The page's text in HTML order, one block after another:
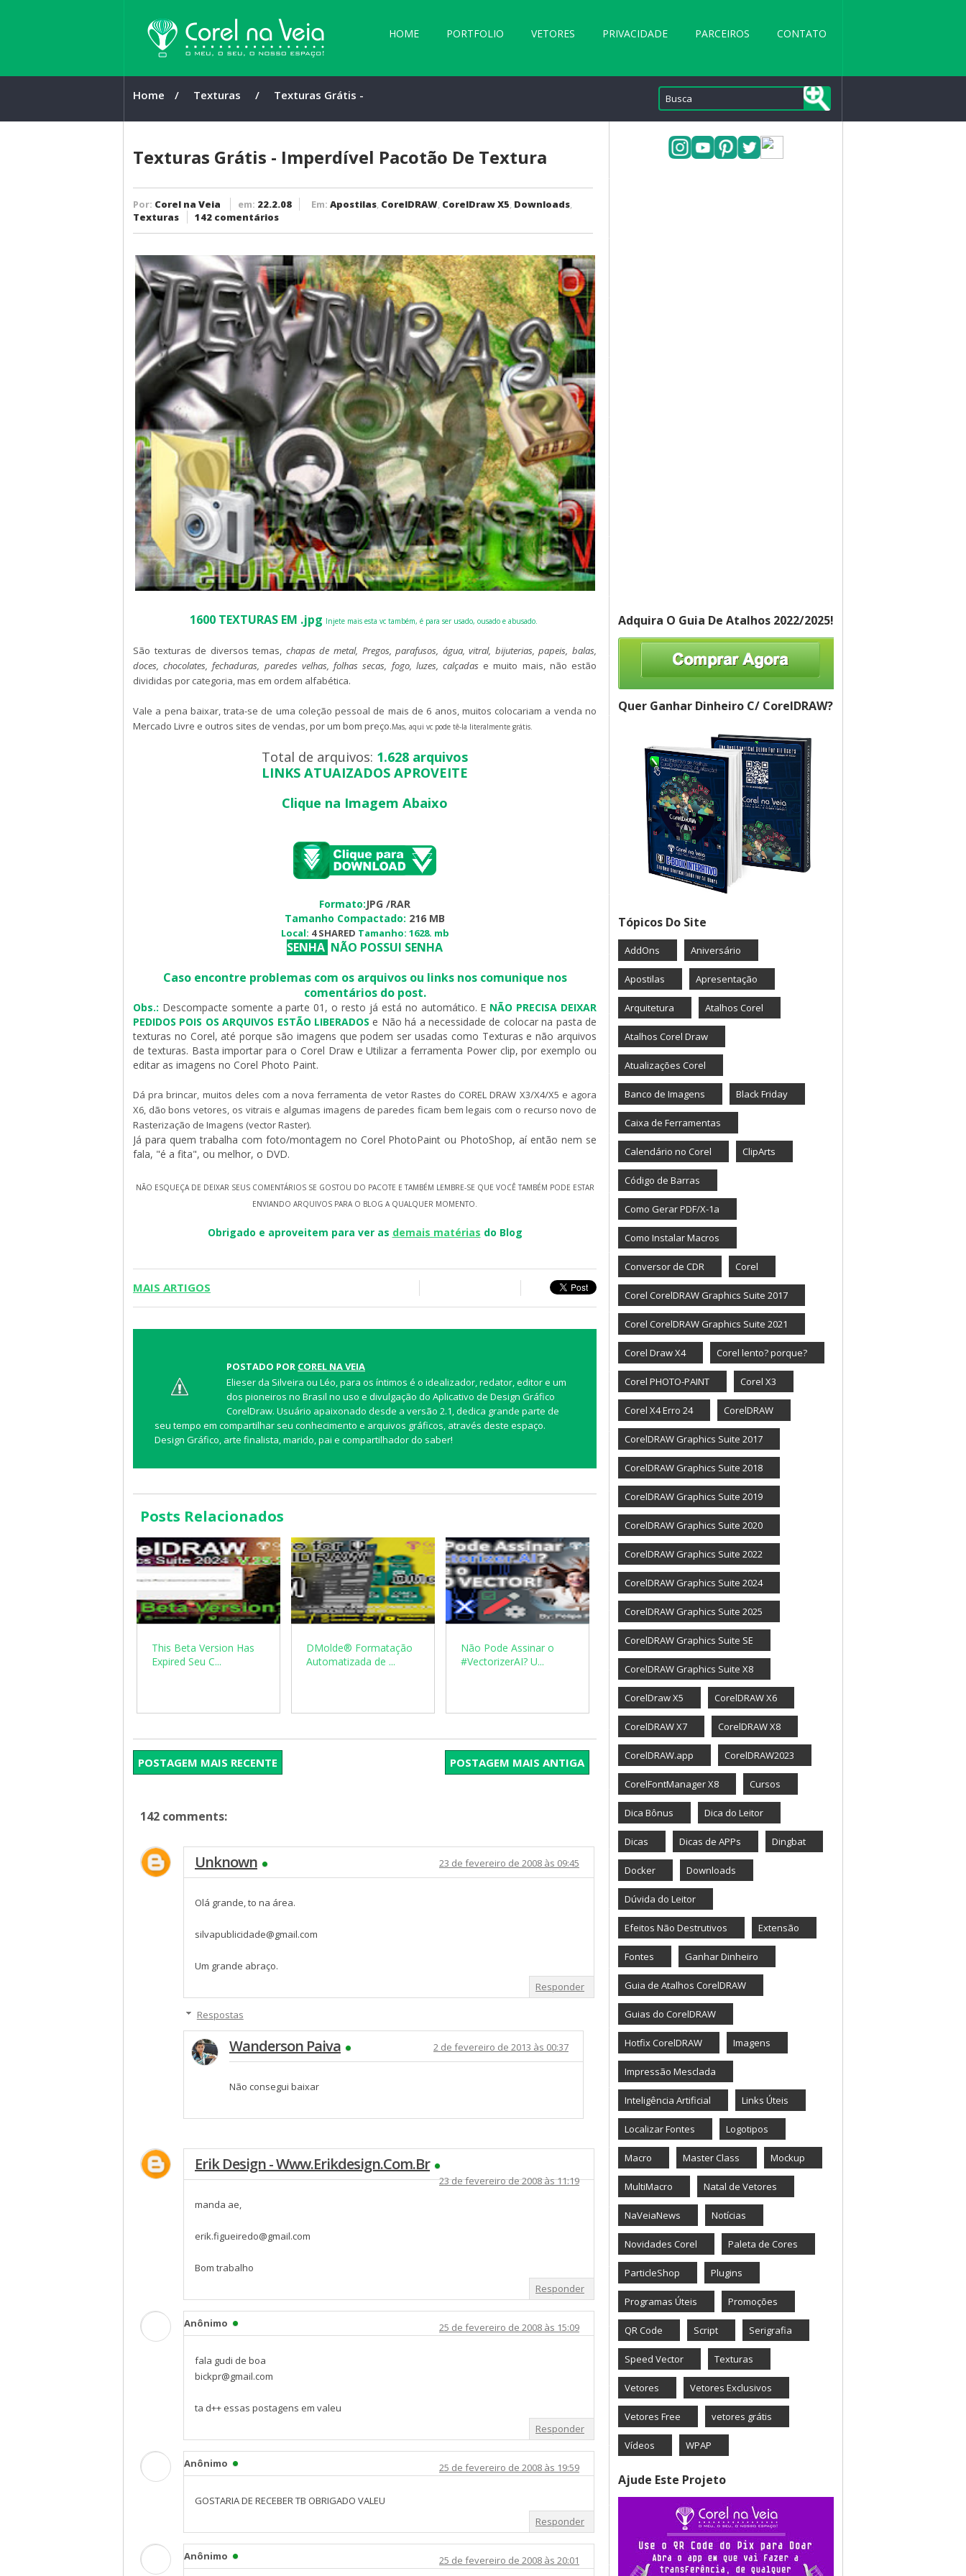
HOME PORTFOLIO VETORES PRIVACIDADE PARCEIROS CONTATO
Home / Texturas /
Texturas Grátis -
Textura
Texturas Grátis - Imperdível Pacotão De Textura
Por: Corel na Veia em: 22.2.08 Em: Apostilas, CorelDRAW, CorelDraw X5, Downloads,
Texturas
142 comentários
1600 TEXTURAS EM .jpg Injete mais esta vc também, é para ser usado, ousado e abusado.
São texturas de diversos temas, chapas de metal, Pregos, parafusos, água, vitral, bijuterias, papeis, balas,
doces, chocolates, fechaduras, paredes velhas, folhas secas, fogo, luzes, calçadase muito mais, não estão
divididas por categoria, mas em ordem alfabética.
Vale a pena baixar, trata-se de uma coleção pessoal de mais de 6 anos, muitos colocariam a venda no
Mercado Livre e outros sites de vendas, por um bom preço.Mas, aqui vc pode tê-la literalmente grátis.
Total de arquivos: 1.628 arquivos
LINKS ATUAIZADOS APROVEITE
Clique na Imagem Abaixo
Formato:JPG /RAR
Tamanho Compactado: 216 MB
Local: 4 SHARED Tamanho: 1628. mb
SENHA NÃO POSSUI SENHA
Caso encontre problemas com os arquivos ou links nos comunique nos
comentários do post.
Obs.: Descompacte somente a parte 01, o resto já está no automático. E NÃO PRECISA DEIXAR
PEDIDOS POIS OS ARQUIVOS ESTÃO LIBERADOS e Não há a necessidade de colocar na pasta de
texturas no Corel, até porque são imagens que podem ser usadas como Texturas e não arquivos
de texturas. Basta importar para o Corel Draw e Utilizar a ferramenta Power clip, por exemplo ou
editar as imagens no Corel Photo Paint.
Dá pra brincar, muitos deles com a nova ferramenta de vetor Rastes do COREL DRAW X3/X4/X5 e agora
X6, dão bons vetores, os vitrais e algumas imagens deparedes ficam bem legais com o recurso novo de
Rasterização de Imagens (vector Raster).
Já para quem trabalha com foto/montagem no Corel PhotoPaint ou PhotoShop, aí então nem se
fala, "é a fita", ou melhor, o DVD.
NÃO ESQUEÇA DE DEIXAR SEUS COMENTÁRIOS SE GOSTOU DO PACOTE E TAMBÉM LEMBRE-SE QUE VOCÊ TAMBÉM PODE ESTAR
ENVIANDO ARQUIVOS PARA O BLOG A QUALQUER MOMENTO.
Obrigado e aproveitem para ver as demais matérias do Blog
MAIS ARTIGOS
POSTADO POR COREL NA VEIA
Elieser da Silveira ou Léo, para os íntimos é o idealizador, redator, editor e um
dos pioneiros no Brasil no uso e divulgação do Aplicativo de Design Gráfico
CorelDraw. Usuário apaixonado desde a versão 2.1, dedica grande parte de
seu tempo em compartilhar seu conhecimento e arquivos gráficos, através deste espaço.
Design Gráfico, arte finalista, marido, pai e compartilhador do saber!
Posts Relacionados
This Beta Version Has
Expired Seu C...
DMolde® Formatação
Automatizada de ...
Não Pode Assinar o
#VectorizerAI? U...
POSTAGEM MAIS RECENTE POSTAGEM MAIS ANTIGA
142 comments:
Unknown 23 de fevereiro de 2008 às 09:45
Olá grande, to na área.
silvapublicidade@gmail.com
Um grande abraço.
Responder
Respostas
Wanderson Paiva 2 de fevereiro de 2013 às 00:37
Não consegui baixar
Erik Design - Www.erikdesign.com.br
23 de fevereiro de 2008 às 11:19
manda ae,
erik.figueiredo@gmail.com
Bom trabalho
Responder
Anônimo 25 de fevereiro de 2008 às 15:09
fala gudi de boa
bickpr@gmail.com
ta d++ essas postagens em valeu
Responder
Anônimo 25 de fevereiro de 2008 às 19:59
GOSTARIA DE RECEBER TB OBRIGADO VALEU
Responder
Anônimo 25 de fevereiro de 2008 às 20:01
Adquira O Guia De Atalhos 2022/2025!
Quer Ganhar Dinheiro C/ CorelDRAW?
Tópicos Do Site
AddOns Aniversário
Apostilas Apresentação
Arquitetura Atalhos Corel
Atalhos Corel Draw
Atualizações Corel
Banco de Imagens Black Friday
Caixa de Ferramentas
Calendário no Corel ClipArts
Código de Barras
Como Gerar PDF/X-1a
Como Instalar Macros
Conversor de CDR Corel
Corel CorelDRAW Graphics Suite 2017
Corel CorelDRAW Graphics Suite 2021
Corel Draw X4 Corel lento? porque?
Corel PHOTO-PAINT Corel X3
Corel X4 Erro 24 CorelDRAW
CorelDRAW Graphics Suite 2017
CorelDRAW Graphics Suite 2018
CorelDRAW Graphics Suite 2019
CorelDRAW Graphics Suite 2020
CorelDRAW Graphics Suite 2022
CorelDRAW Graphics Suite 2024
CorelDRAW Graphics Suite 2025
CorelDRAW Graphics Suite SE
CorelDRAW Graphics Suite X8
CorelDraw X5 CorelDRAW X6
CorelDRAW X7 CorelDRAW X8
CorelDRAW.app CorelDRAW2023
CorelFontManager X8 Cursos
Dica Bônus Dica do Leitor
Dicas Dicas de APPs Dingbat
Docker Downloads
Dúvida do Leitor
Efeitos Não Destrutivos Extensão
Fontes Ganhar Dinheiro
Guia de Atalhos CorelDRAW
Guias do CorelDRAW
Hotfix CorelDRAW Imagens
Impressão Mesclada
Inteligência Artificial Links Úteis
Localizar Fontes Logotipos
Macro Master Class Mockup
MultiMacro Natal de Vetores
NaVeiaNews Notícias
Novidades Corel Paleta de Cores
ParticleShop Plugins
Programas Úteis Promoções
QR Code Script Serigrafia
Speed Vector Texturas
Vetores Vetores Exclusivos
Vetores Free vetores grátis
Vídeos WPAP
Ajude Este Projeto